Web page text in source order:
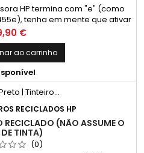
HP termina com "e" (como
tenha em mente que ativar
o uso de tinteiros compatíveis e
como impressão na
tinteiros originais e conexão à
utilizar tinteiros compatíveis
ou...
€
ao carrinho
RECICLADOS HP
RECICLADO (NÃO ASSUME O
DE TINTA)
(0)